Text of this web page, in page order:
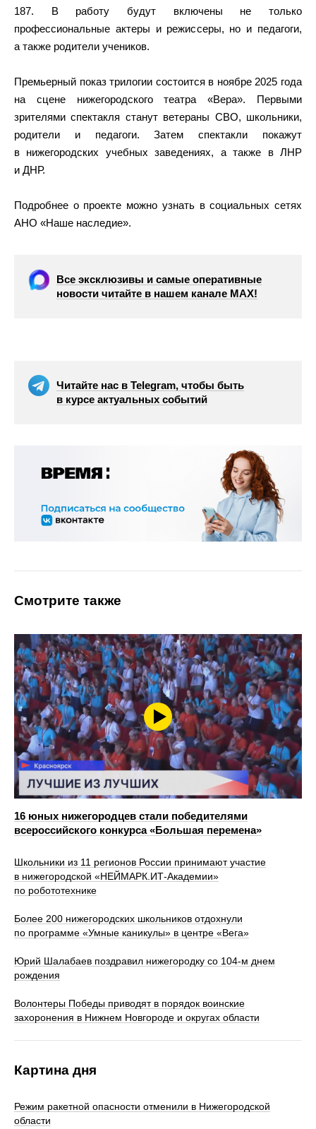
187. В работу будут включены не только
профессиональные актеры и режиссеры, но и педагоги,
а также родители учеников.
Премьерный показ трилогии состоится в ноябре 2025 года
на сцене нижегородского театра «Вера». Первыми
зрителями спектакля станут ветераны СВО, школьники,
родители и педагоги. Затем спектакли покажут
в нижегородских учебных заведениях, а также в ЛНР
и ДНР.
Подробнее о проекте можно узнать в социальных сетях
АНО «Наше наследие».
Все эксклюзивы и самые оперативные
новости читайте в нашем канале МАХ!
Читайте нас в Telegram, чтобы быть
в курсе актуальных событий
Смотрите также
16 юных нижегородцев стали победителями
всероссийского конкурса «Большая перемена»
Школьники из 11 регионов России принимают участие
в нижегородской «НЕЙМАРК.ИТ-Академии»
по робототехнике
Более 200 нижегородских школьников отдохнули
по программе «Умные каникулы» в центре «Вега»
Юрий Шалабаев поздравил нижегородку со 104-м днем
рождения
Волонтеры Победы приводят в порядок воинские
захоронения в Нижнем Новгороде и округах области
Картина дня
Режим ракетной опасности отменили в Нижегородской
области